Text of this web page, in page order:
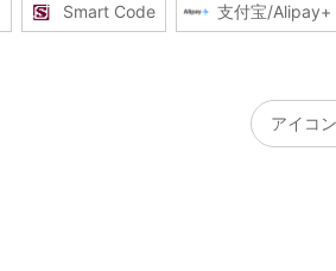
Smart Code 支付宝/Alipay+
アイコ